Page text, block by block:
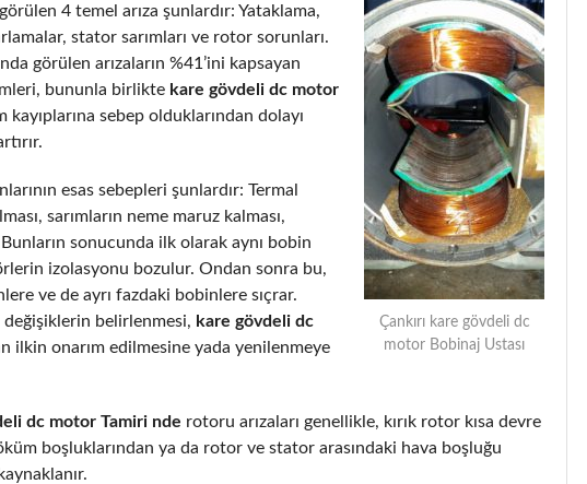
Çankırı kare gövdeli dc
motor Bobinaj Ustası
4 temel arıza şunlardır: Yataklama,
stator sarımları ve rotor sorunları.
görülen arızaların %41’ini kapsayan
bununla birlikte kare gövdeli dc motor
kayıplarına sebep olduklarından dolayı
esas sebepleri şunlardır: Termal
sarımların neme maruz kalması,
sonucunda ilk olarak aynı bobin
izolasyonu bozulur. Ondan sonra bu,
ve de ayrı fazdaki bobinlere sıçrar.
belirlenmesi, kare gövdeli dc
ilkin onarım edilmesine yada yenilenmeye
dc motor Tamiri nde rotoru arızaları genellikle, kırık rotor kısa devre
boşluklarından ya da rotor ve stator arasındaki hava boşluğu